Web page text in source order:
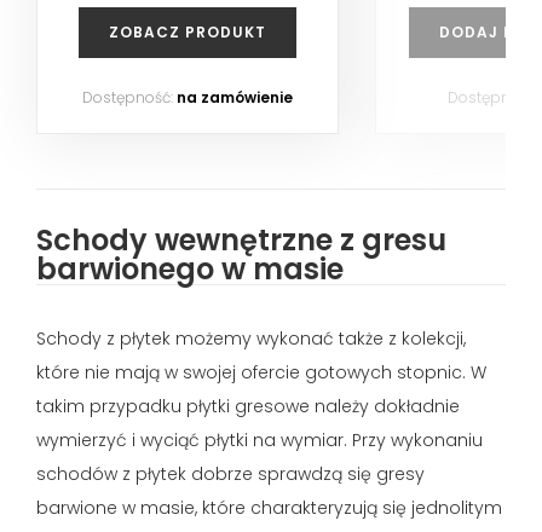
ZOBACZ PRODUKT
Dostępność: na zamówienie
DODAJ DO
Dostępność:
Schody wewnętrzne z gresu
barwionego w masie
Schody z płytek możemy wykonać także z kolekcji,
które nie mają w swojej ofercie gotowych stopnic. W
takim przypadku płytki gresowe należy dokładnie
wymierzyć i wyciąć płytki na wymiar. Przy wykonaniu
schodów z płytek dobrze sprawdzą się gresy
barwione w masie, które charakteryzują się jednolitym